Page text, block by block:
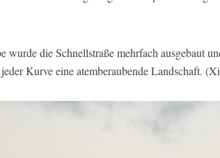
wurde die Schnellstraße mehrfach ausgebaut
Kurve eine atemberaubende Landschaft.